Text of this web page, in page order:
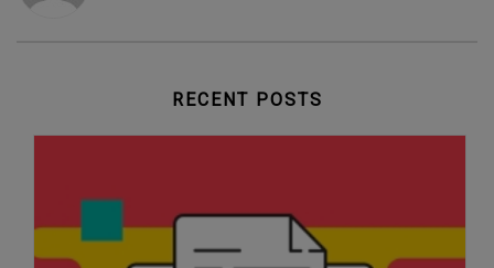
RECENT POSTS